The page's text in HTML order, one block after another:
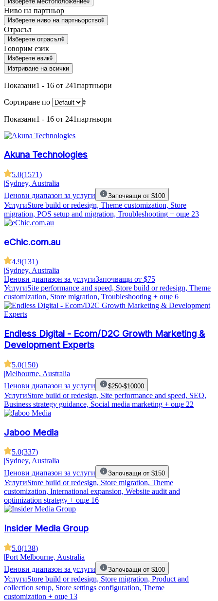
Ниво на партньор
Изберете ниво на партньорство
Отрасъл
Изберете отрасъл
Говорим език
Изберете език
Изтриване на всички
Показани1 - 16 от 241партньори
Сортиране по
Показани1 - 16 от 241партньори
Akuna Technologies
5.0(1571)
|Sydney, Australia
Ценови диапазон за услуги
Започващи от $100
УслугиStore build or redesign, Theme customization, Store
migration, POS setup and migration, Troubleshooting + още 23
eChic.com.au
4.9(131)
Sydney, Australia
Ценови диапазон за услугиЗапочващи от $75
УслугиSite performance and speed, Store build or redesign, Theme
customization, Store migration, Troubleshooting + още 6
Endless Digital - Ecom/D2C Growth Marketing &
Development Experts
5.0(150)
|Melbourne, Australia
Ценови диапазон за услуги
$250-$10000
УслугиStore build or redesign, Site performance and speed, SEO,
Business strategy guidance, Social media marketing + още 22
Jaboo Media
5.0(337)
|Sydney, Australia
Ценови диапазон за услуги
Започващи от $150
УслугиStore build or redesign, Store migration, Theme
customization, International expansion, Website audit and
optimization strategy + още 16
Insider Media Group
5.0(138)
|Port Melbourne, Australia
Ценови диапазон за услуги
Започващи от $100
УслугиStore build or redesign, Store migration, Product and
collection setup, Store settings configuration, Theme
customization + още 13